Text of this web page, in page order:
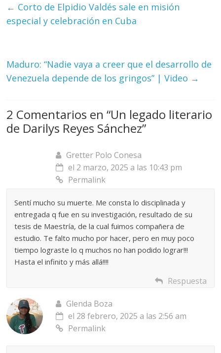
← Corto de Elpidio Valdés sale en misión
especial y celebración en Cuba
Maduro: “Nadie vaya a creer que el desarrollo de
Venezuela depende de los gringos” | Video →
2 Comentarios en “Un legado literario
de Darilys Reyes Sánchez”
Gretter Polo Conesa
el 2 marzo, 2025 a las 10:43 pm
Permalink
Sentí mucho su muerte. Me consta lo disciplinada y
entregada q fue en su investigación, resultado de su
tesis de Maestría, de la cual fuimos compañera de
estudio. Te falto mucho por hacer, pero en muy poco
tiempo lograste lo q muchos no han podido lograr!!!
Hasta el infinito y más allá!!!!
Respuesta
Glenda Boza
el 28 febrero, 2025 a las 2:56 am
Permalink